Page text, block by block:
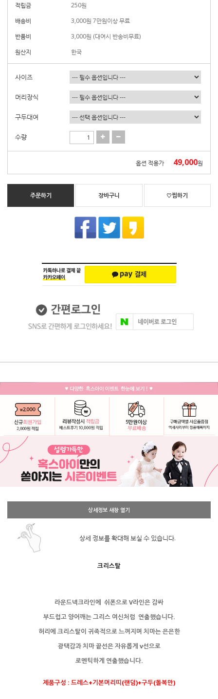
적립금
250원
배송비
3,000원 7만원이상 무료
반품비
3,000원 (대여시 반송비무료)
원산지
한국
사이즈
머리장식
구두대여
수량
옵션 적용가 49,000원
주문하기 장바구니 ♡찜하기
상세정보 새창 열기
상세 정보를 확대해 보실 수 있습니다.
크리스탈
라운드넥크라인에 쉬폰으로 V라인은 감싸
부드럽고 양어깨는 그리스 여신처럼 연출했습니다.
허리에 크리스탈이 귀족적으로 느껴지며 치마는 은은한
광택감과 치마 끝선은 자유롭게 v선으로
로멘틱하게 연출했습니다.
제품구성 : 드레스+기본머리띠(랜덤)+구두(돌복만)